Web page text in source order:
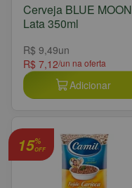
Cerveja BLUE MOON
Lata 350ml
R$ 9,49un
R$ 7,12/un na oferta
Adicionar
15%
OFF